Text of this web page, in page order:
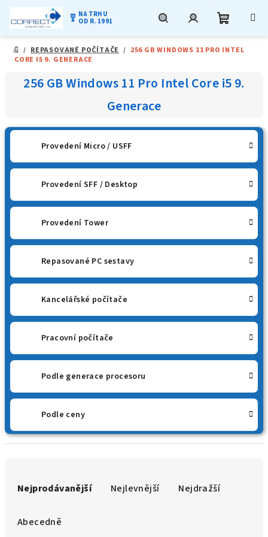
obsah
military_tech NA TRHU
OD R. 1991
DOMŮ
/ REPASOVANÉ POČÍTAČE / 256 GB WINDOWS 11 PRO INTEL
CORE I5 9. GENERACE
256 GB Windows 11 Pro Intel Core i5 9.
Generace
Provedení Micro / USFF
Provedení SFF / Desktop
Provedení Tower
Repasované PC sestavy
Kancelářské počítače
Pracovní počítače
Podle generace procesoru
Podle ceny
Nejprodávanější Nejlevnější Nejdražší
Abecedně